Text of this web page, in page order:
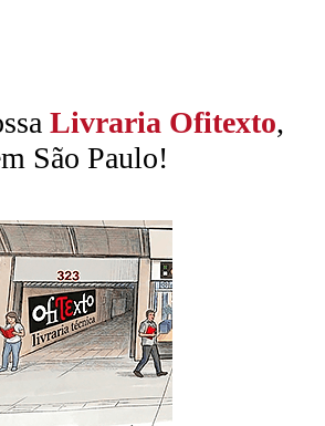
Livraria Ofitexto,
São Paulo!